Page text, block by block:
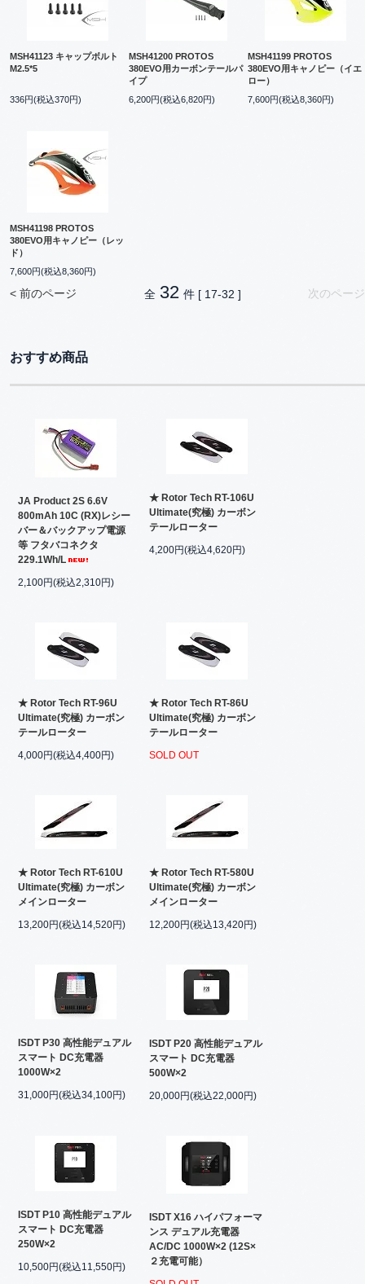
MSH41123 キャップボルト
M2.5*5
336円(税込370円)
MSH41200 PROTOS
380EVO用カーボンテールパ
イプ
6,200円(税込6,820円)
MSH41199 PROTOS
380EVO用キャノピー（イエ
ロー）
7,600円(税込8,360円)
MSH41198 PROTOS
380EVO用キャノピー（レッ
ド）
7,600円(税込8,360円)
< 前のページ 次のペー
全 32 件 [ 17-32 ]
おすすめ商品
JA Product 2S 6.6V
800mAh 10C (RX)レシー
バー＆バックアップ電源
等 フタバコネクタ
229.1Wh/L
2,100円(税込2,310円)
★ Rotor Tech RT-106U
Ultimate(究極) カーボン
テールローター
4,200円(税込4,620円)
★ Rotor Tech RT-96U
Ultimate(究極) カーボン
テールローター
4,000円(税込4,400円)
★ Rotor Tech RT-86U
Ultimate(究極) カーボン
テールローター
SOLD OUT
★ Rotor Tech RT-610U
Ultimate(究極) カーボン
メインローター
13,200円(税込14,520円)
★ Rotor Tech RT-580U
Ultimate(究極) カーボン
メインローター
12,200円(税込13,420円)
ISDT P30 高性能デュアル
スマート DC充電器
1000W×2
31,000円(税込34,100円)
ISDT P20 高性能デュアル
スマート DC充電器
500W×2
20,000円(税込22,000円)
ISDT P10 高性能デュアル
スマート DC充電器
250W×2
10,500円(税込11,550円)
ISDT X16 ハイパフォーマ
ンス デュアル充電器
AC/DC 1000W×2 (12S×
２充電可能）